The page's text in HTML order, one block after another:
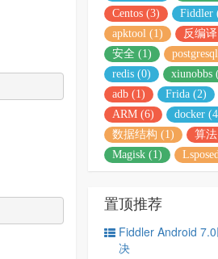
Centos (3)
Fiddler
apktool (1)
反编
安全 (1)
redis (0)
xiunobbs
adb (1)
Frida (2)
ARM (6)
docker
数据结构 (1)
算
Magisk (1)
置顶推荐
Fiddler Android
决